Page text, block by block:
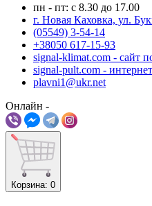
пн - пт: с 8.30 до 17.00
г. Новая Каховка, ул.
(05549) 3-54-14
+38050 617-15-93
signal-klimat.com - сайт
signal-pult.com -
plavni1@ukr.net
Онлайн -
Корзина: 0